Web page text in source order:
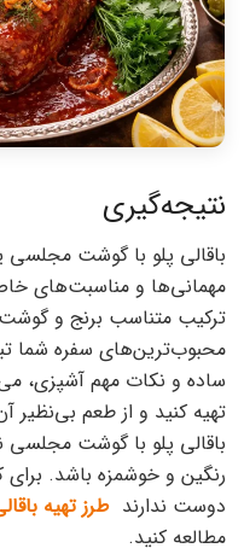
نتیجه‌گیری
باقالی پلو با گوشت مجلسی
مهمانی‌ها و مناسبت‌های
ترکیب متناسب برنج و
محبوب‌ترین‌های سفره شما
ساده و نکات مهم آشپزی،
تهیه کنید و از طعم بی‌نظیر
باقالی پلو با گوشت مجلسی
رنگین و خوشمزه باشد. برای
دوست ندارند طرز تهیه
مطالعه کنید.